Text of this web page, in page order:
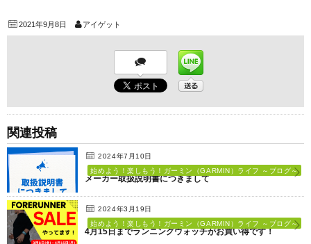
2021年9月8日 アイゲット
関連投稿
2024年7月10日
始めよう！楽しもう！ガーミン（GARMIN）ライフ ～ブログ～
メーカー取扱説明書につきまして
2024年3月19日
始めよう！楽しもう！ガーミン（GARMIN）ライフ ～ブログ～
4月15日までランニングウォッチがお買い得です！